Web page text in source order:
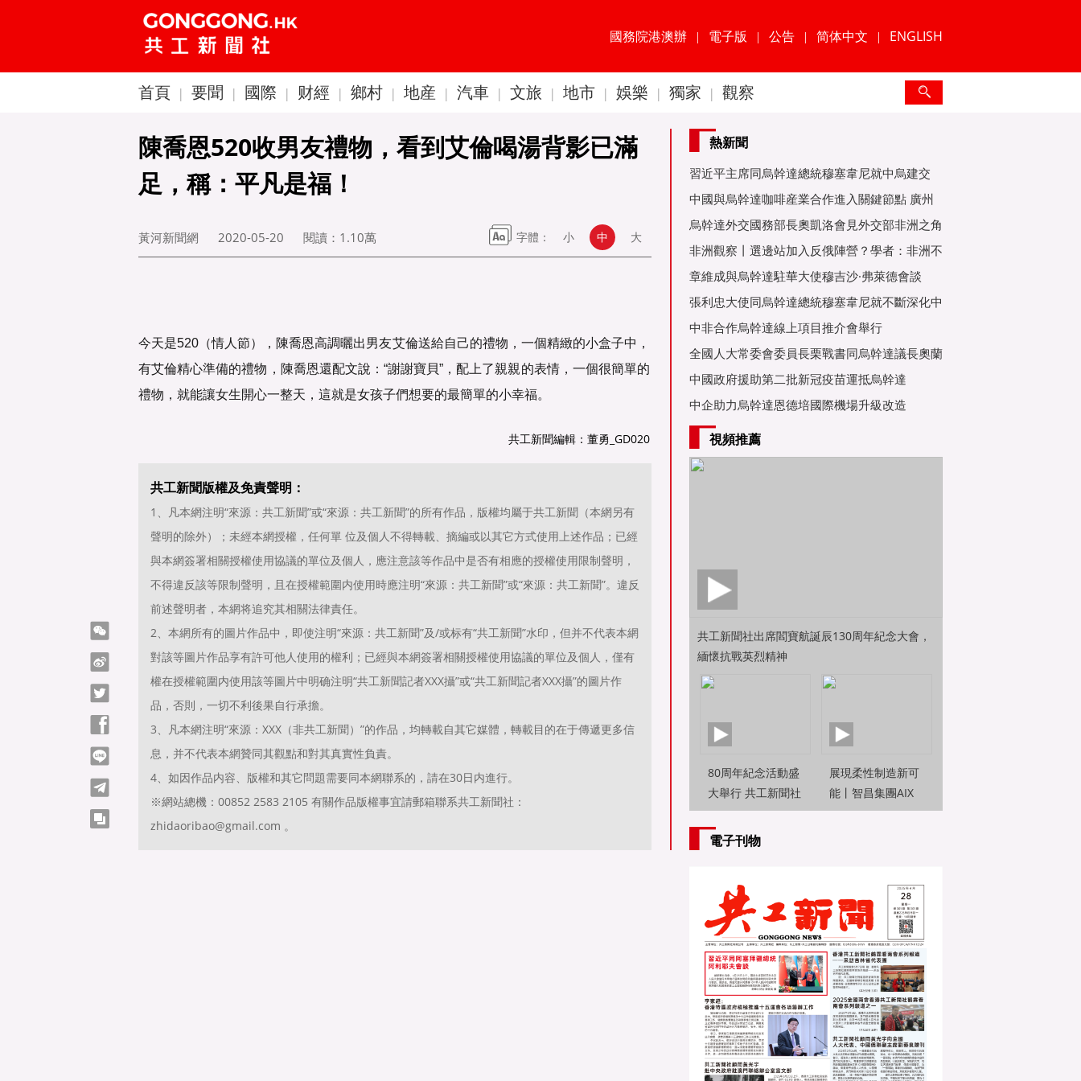
國務院港澳辦 | 電子版 | 公告 | 简体中文 | ENGLISH
首頁 | 要聞 | 國際 | 财經 | 鄉村 | 地産 | 汽車 | 文旅 | 地市 | 娛樂 | 獨家 | 觀察
陳喬恩520收男友禮物，看到艾倫喝湯背影已滿
足，稱：平凡是福！
黃河新聞網 2020-05-20 閱讀： 1.10萬 字體： 小 中 大
今天是520（情人節），陳喬恩高調曬出男友艾倫送給自己的禮物，一個精緻的小盒子中，
有艾倫精心準備的禮物，陳喬恩還配文說：“謝謝寶貝”，配上了親親的表情，一個很簡單的
禮物，就能讓女生開心一整天，這就是女孩子們想要的最簡單的小幸福。
共工新聞編輯：董勇_GD020
共工新聞版權及免責聲明：
1、凡本網注明“來源：共工新聞”或“來源：共工新聞”的所有作品，版權均屬于共工新聞（本網另有
聲明的除外）；未經本網授權，任何單 位及個人不得轉載、摘編或以其它方式使用上述作品；已經
與本網簽署相關授權使用協議的單位及個人，應注意該等作品中是否有相應的授權使用限制聲明，
不得違反該等限制聲明，且在授權範圍内使用時應注明“來源：共工新聞”或“來源：共工新聞”。違反
前述聲明者，本網将追究其相關法律責任。
2、本網所有的圖片作品中，即使注明“來源：共工新聞”及/或标有“共工新聞”水印，但并不代表本網
對該等圖片作品享有許可他人使用的權利；已經與本網簽署相關授權使用協議的單位及個人，僅有
權在授權範圍内使用該等圖片中明确注明“共工新聞記者XXX攝”或“共工新聞記者XXX攝”的圖片作
品，否則，一切不利後果自行承擔。
3、凡本網注明“來源：XXX（非共工新聞）”的作品，均轉載自其它媒體，轉載目的在于傳遞更多信
息，并不代表本網贊同其觀點和對其真實性負責。
4、如因作品内容、版權和其它問題需要同本網聯系的，請在30日内進行。
※網站總機：00852 2583 2105 有關作品版權事宜請郵箱聯系共工新聞社：
zhidaoribao@gmail.com 。
熱新聞
習近平主席同烏幹達總統穆塞韋尼就中烏建交
60周年互緻
中國與烏幹達咖啡産業合作進入關鍵節點 廣州
金達爲重
烏幹達外交國務部長奧凱洛會見外交部非洲之角
事務特使
非洲觀察丨選邊站加入反俄陣營？學者：非洲不
是棋子
章維成與烏幹達駐華大使穆吉沙·弗萊德會談
張利忠大使同烏幹達總統穆塞韋尼就不斷深化中
烏友好關
中非合作烏幹達線上項目推介會舉行
全國人大常委會委員長栗戰書同烏幹達議長奧蘭
亞舉行會
中國政府援助第二批新冠疫苗運抵烏幹達
中企助力烏幹達恩德培國際機場升級改造
視頻推薦
共工新聞社出席閻寶航誕辰130周年紀念大會，
緬懷抗戰英烈精神
80周年紀念活動盛
大舉行 共工新聞社
特約新聞觀察員前
方直擊
展現柔性制造新可
能丨智昌集團AIX
機器人亮相2025世
電子刊物